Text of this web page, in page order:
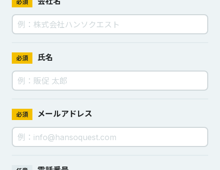
必須
必須 氏名
必須 メールアドレス